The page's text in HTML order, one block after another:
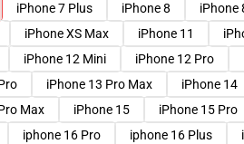
iPhone 7 Plus iPhone 8 iPhone
iPhone XS Max iPhone 11
iPhone 12 Mini iPhone 12 Pro
iPhone 13 Pro Max iPhone 14
Max
iPhone 15 iPhone 15 Pro
iphone 16 Pro iphone 16 Plus